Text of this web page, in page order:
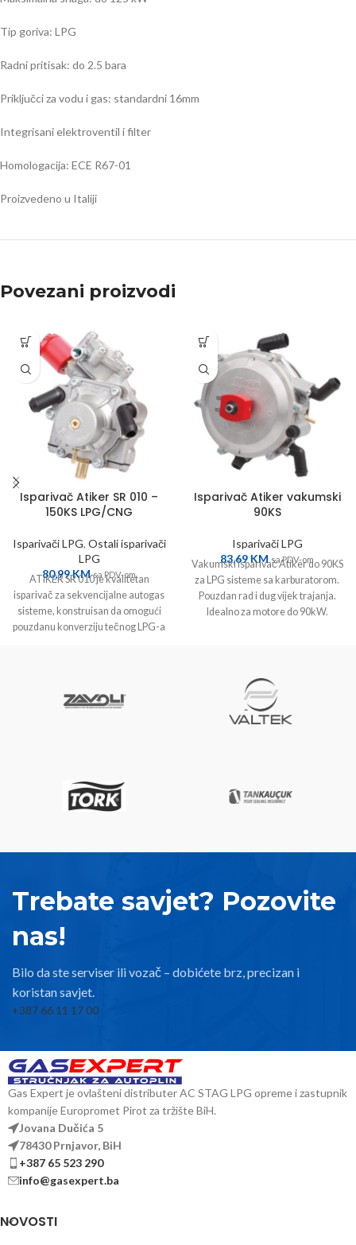
Tip goriva: LPG
Radni pritisak: do 2.5 bara
Priključci za vodu i gas: standardni 16mm
Integrisani elektroventil i filter
Homologacija: ECE R67-01
Proizvedeno u Italiji
Povezani proizvodi
Isparivač Atiker SR 010 –
150KS LPG/CNG
Isparivači LPG, Ostali isparivači
LPG
80,99KM sa PDV-om
ATIKER SR 010 je kvalitetan
isparivač za sekvencijalne autogas
sisteme, konstruisan da omogući
pouzdanu konverziju tečnog LPG-a
Isparivač Atiker vakumski
90KS
Isparivači LPG
83,69 KM sa PDV-om
Vakumski isparivač Atiker do 90KS
za LPG sisteme sa karburatorom.
Pouzdan rad i dug vijek trajanja.
Idealno za motore do 90kW.
Trebate savjet? Pozovite
nas!
Bilo da ste serviser ili vozač – dobićete brz, precizan i
koristan savjet.
+387 66 11 17 00
Gas Expert je ovlašteni distributer AC STAG LPG opreme i zastupnik
kompanije Europromet Pirot za tržište BiH.
Jovana Dučića 5
78430 Prnjavor, BiH
+387 65 523 290
info@gasexpert.ba
NOVOSTI